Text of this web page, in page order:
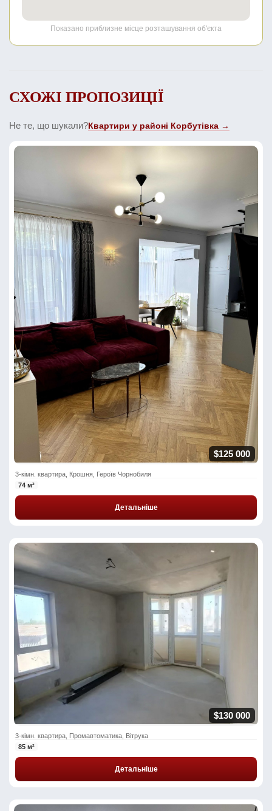
Показано приблизне місце розташування об'єкта
СХОЖІ ПРОПОЗИЦІЇ
Не те, що шукали?Квартири у районі Корбутівка →
$125 000
3-кімн. квартира, Крошня, Героїв Чорнобиля
74 м²
Детальніше
$130 000
3-кімн. квартира, Промавтоматика, Вітрука
85 м²
Детальніше